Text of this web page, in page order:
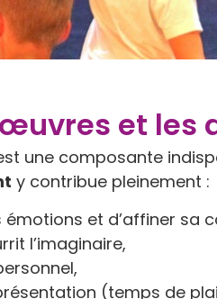
et les
une composante
y contribue pleinement :
et d’affiner sa
l’imaginaire,
(temps de